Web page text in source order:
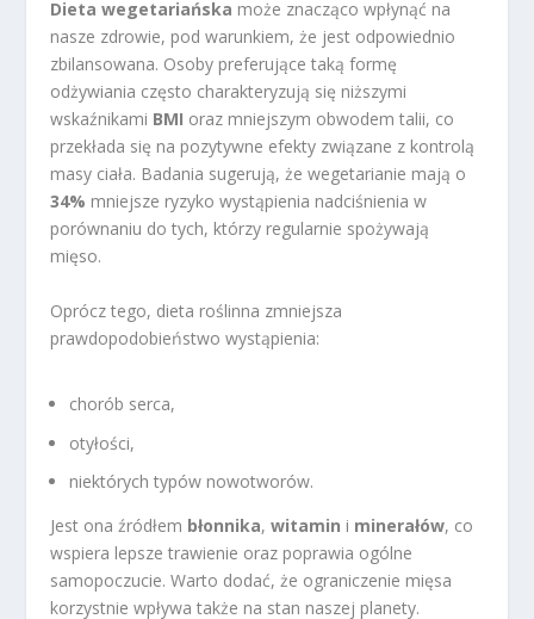
Dieta wegetariańska może znacząco wpłynąć na
nasze zdrowie, pod warunkiem, że jest odpowiednio
zbilansowana. Osoby preferujące taką formę
odżywiania często charakteryzują się niższymi
wskaźnikami BMI oraz mniejszym obwodem talii, co
przekłada się na pozytywne efekty związane z kontrolą
masy ciała. Badania sugerują, że wegetarianie mają o
34% mniejsze ryzyko wystąpienia nadciśnienia w
porównaniu do tych, którzy regularnie spożywają
mięso.
Oprócz tego, dieta roślinna zmniejsza
prawdopodobieństwo wystąpienia:
chorób serca,
otyłości,
niektórych typów nowotworów.
Jest ona źródłem błonnika,witamin i minerałów, co
wspiera lepsze trawienie oraz poprawia ogólne
samopoczucie. Warto dodać, że ograniczenie mięsa
korzystnie wpływa także na stan naszej planety.